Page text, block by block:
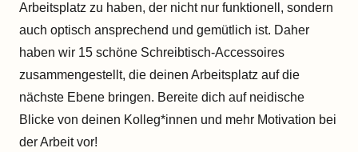
Arbeitsplatz zu haben, der nicht nur funktionell, sondern
auch optisch ansprechend und gemütlich ist. Daher
haben wir 15 schöne Schreibtisch-Accessoires
zusammengestellt, die deinen Arbeitsplatz auf die
nächste Ebene bringen. Bereite dich auf neidische
Blicke von deinen Kolleg*innen und mehr Motivation bei
der Arbeit vor!